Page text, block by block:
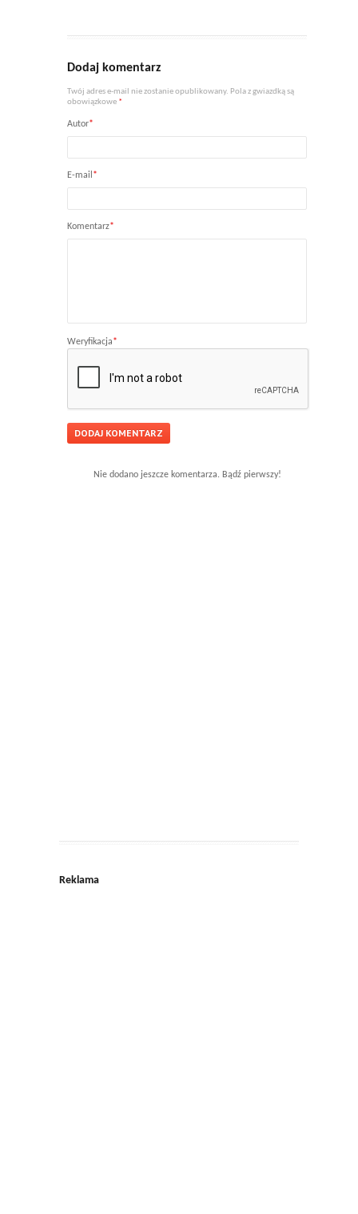
Dodaj komentarz
Twój adres e-mail nie zostanie opublikowany. Pola z gwiazdką są
obowiązkowe *
Autor*
E-mail*
Komentarz*
Weryfikacja*
Nie dodano jeszcze komentarza. Bądź pierwszy!
Reklama